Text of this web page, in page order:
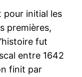
pour initial les
premières,
fut
entre 1642
finit par